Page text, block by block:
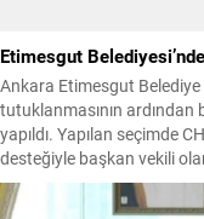
Etimesgut
Ankara Etimesgut Belediye
tutuklanmasının
yapıldı. Yapılan seçimde
desteğiyle başkan vekili
seçimde aday çıkarmadı,
Soruşturma kapsamında